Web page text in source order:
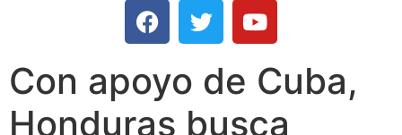
Con apoyo de Cuba,
Honduras busca